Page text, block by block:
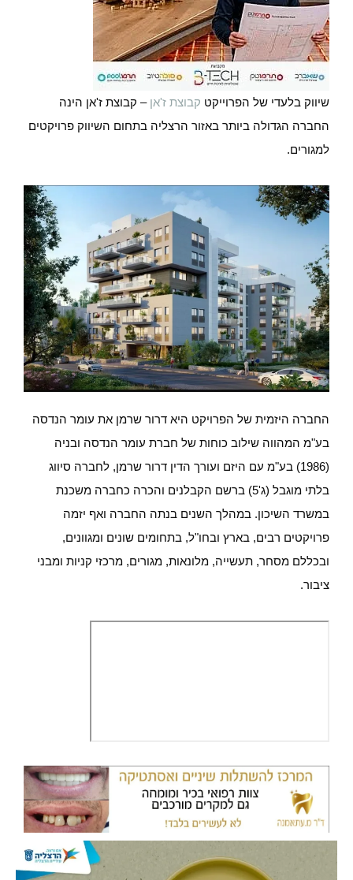
שיווק בלעדי של הפרוייקט קבוצת ז'אן – קבוצת ז'אן הינה
החברה הגדולה ביותר באזור הרצליה בתחום השיווק פרויקטים
למגורים.
החברה היזמית של הפרויקט היא דרור שרמן את עומר הנדסה
בע"מ המהווה שילוב כוחות של חברת עומר הנדסה ובניה
(1986) בע"מ עם היזם ועורך הדין דרור שרמן, לחברה סיווג
בלתי מוגבל (ג'5) ברשם הקבלנים והכרה כחברה משכנת
במשרד השיכון. במהלך השנים בנתה החברה ואף יזמה
פרויקטים רבים, בארץ ובחו"ל, בתחומים שונים ומגוונים,
ובכללם מסחר, תעשייה, מלונאות, מגורים, מרכזי קניות ומבני
ציבור.